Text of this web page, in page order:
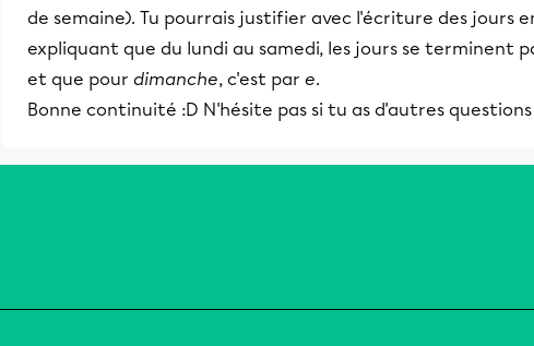
de semaine). Tu pourrais justifier avec l'écriture des jours
expliquant que du lundi au samedi, les jours se terminent
et que pour dimanche, c'est par e.
Bonne continuité :D N'hésite pas si tu as d'autres questions